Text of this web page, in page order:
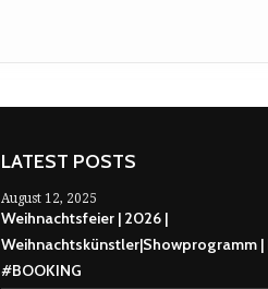
LATEST POSTS
August 12, 2025
Weihnachtsfeier | 2026 |
Weihnachtskünstler|Showprogramm |
#BOOKING